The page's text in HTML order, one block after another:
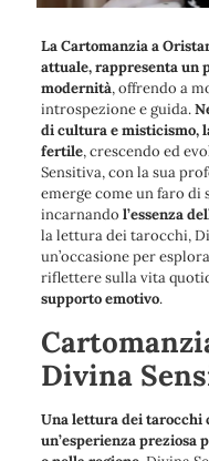
La Cartomanzia a
attuale, rappresenta un
modernità, offrendo a
introspezione e guida.
di cultura e misticismo,
fertile, crescendo ed
Sensitiva, con la sua
emerge come un faro di
incarnando l’essenza
la lettura dei tarocchi,
un’occasione per
riflettere sulla vita
supporto emotivo.
Divina
Una lettura dei tarocchi
un’esperienza preziosa